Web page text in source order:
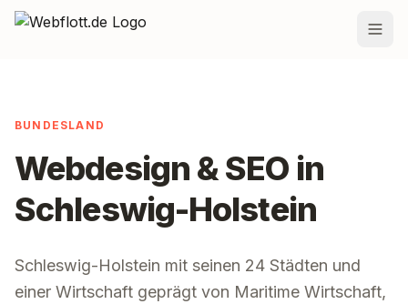
Zum Inhalt springen
Preise
Projekte
Team
Standorte
BUNDESLAND
Webdesign & SEO in
Schleswig-Holstein
Schleswig-Holstein mit seinen 24 Städten und
einer Wirtschaft geprägt von Maritime Wirtschaft,